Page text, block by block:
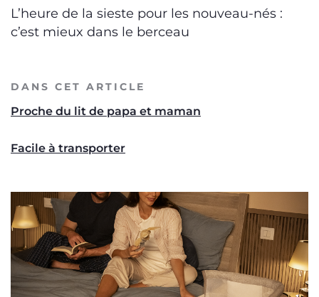
L’heure de la sieste pour les nouveau-nés :
c’est mieux dans le berceau
DANS CET ARTICLE
Proche du lit de papa et maman
Facile à transporter